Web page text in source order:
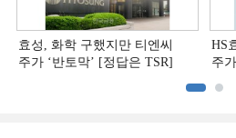
효성, 화학 구했지만 티엔씨
주가 ‘반토막’ [정답은 TSR]
HS
주